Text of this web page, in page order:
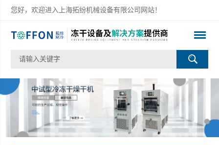
您好，欢迎进入上海拓纷机械设备有限公司网站！